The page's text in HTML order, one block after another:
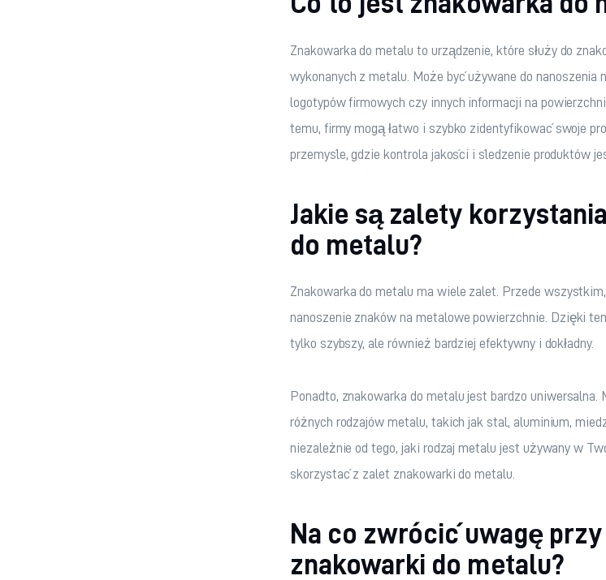
Znakowarka do metalu to urządzenie, które służy do
wykonanych z metalu. Może być używane do nanoszenia
logotypów firmowych czy innych informacji na
temu, firmy mogą łatwo i szybko zidentyfikować swoje
przemyśle, gdzie kontrola jakości i śledzenie produktów
Jakie są zalety
do metalu?
Znakowarka do metalu ma wiele zalet. Przede
nanoszenie znaków na metalowe powierzchnie. Dzięki
tylko szybszy, ale również bardziej efektywny i dokładny.
Ponadto, znakowarka do metalu jest bardzo uniwersalna.
różnych rodzajów metalu, takich jak stal, aluminium,
niezależnie od tego, jaki rodzaj metalu jest używany w
skorzystać z zalet znakowarki do metalu.
Na co zwrócić uwagę
znakowarki do metalu?